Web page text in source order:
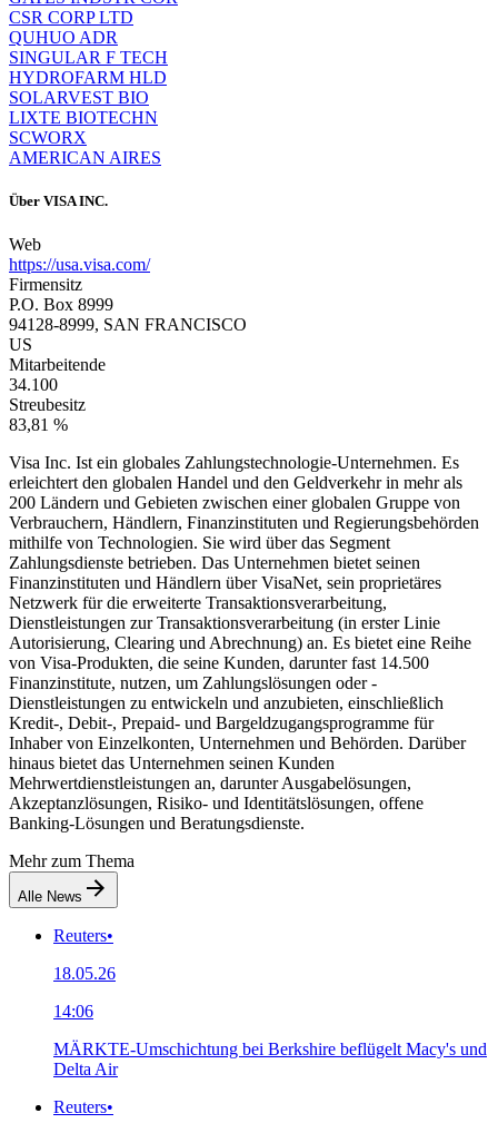
CSR CORP LTD
QUHUO ADR
SINGULAR F TECH
HYDROFARM HLD
SOLARVEST BIO
LIXTE BIOTECHN
SCWORX
AMERICAN AIRES
Über VISA INC.
Web
https://usa.visa.com/
Firmensitz
P.O. Box 8999
94128-8999, SAN FRANCISCO
US
Mitarbeitende
34.100
Streubesitz
83,81 %
Visa Inc. Ist ein globales Zahlungstechnologie-Unternehmen. Es
erleichtert den globalen Handel und den Geldverkehr in mehr als
200 Ländern und Gebieten zwischen einer globalen Gruppe von
Verbrauchern, Händlern, Finanzinstituten und Regierungsbehörden
mithilfe von Technologien. Sie wird über das Segment
Zahlungsdienste betrieben. Das Unternehmen bietet seinen
Finanzinstituten und Händlern über VisaNet, sein proprietäres
Netzwerk für die erweiterte Transaktionsverarbeitung,
Dienstleistungen zur Transaktionsverarbeitung (in erster Linie
Autorisierung, Clearing und Abrechnung) an. Es bietet eine Reihe
von Visa-Produkten, die seine Kunden, darunter fast 14.500
Finanzinstitute, nutzen, um Zahlungslösungen oder -
Dienstleistungen zu entwickeln und anzubieten, einschließlich
Kredit-, Debit-, Prepaid- und Bargeldzugangsprogramme für
Inhaber von Einzelkonten, Unternehmen und Behörden. Darüber
hinaus bietet das Unternehmen seinen Kunden
Mehrwertdienstleistungen an, darunter Ausgabelösungen,
Akzeptanzlösungen, Risiko- und Identitätslösungen, offene
Banking-Lösungen und Beratungsdienste.
Mehr zum Thema
Alle News
Reuters•
18.05.26
14:06
MÄRKTE-Umschichtung bei Berkshire beflügelt Macy's und
Delta Air
Reuters•